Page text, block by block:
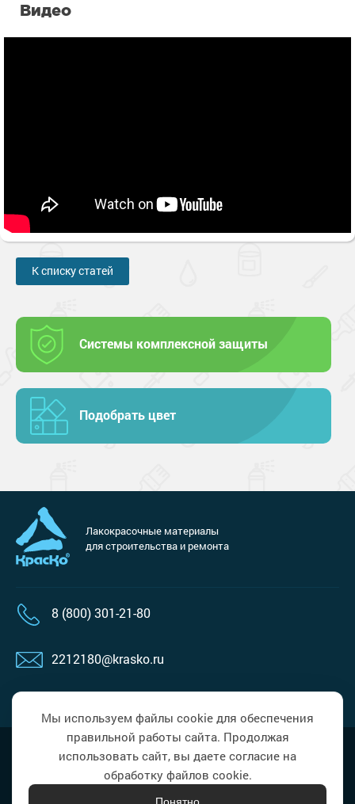
Видео
К списку статей
Системы комплексной защиты
Подобрать цвет
Лакокрасочные материалы
для строительства и ремонта
8 (800) 301-21-80
2212180@krasko.ru
Политика в области обработки
персональных данных
Мы используем файлы cookie для обеспечения
правильной работы сайта. Продолжая
использовать сайт, вы даете согласие на
обработку файлов cookie.